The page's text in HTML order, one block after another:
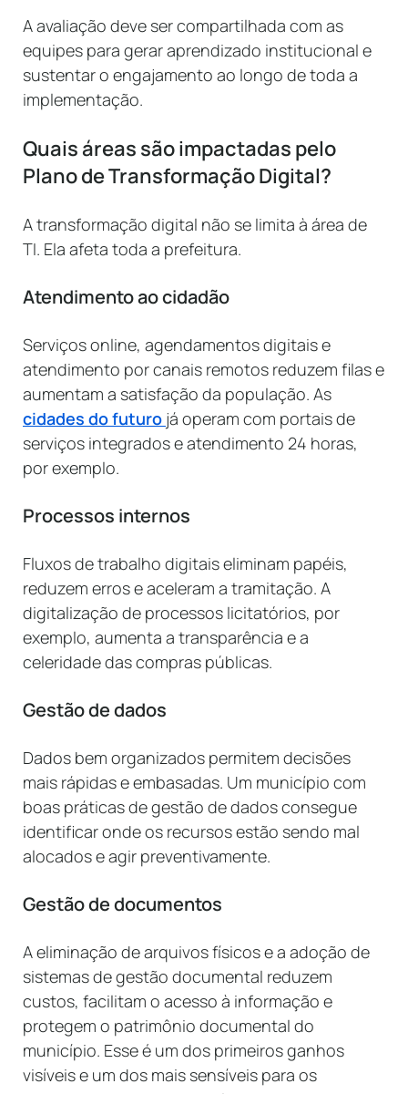
A avaliação deve ser compartilhada com as
equipes para gerar aprendizado institucional e
sustentar o engajamento ao longo de toda a
implementação.
Quais áreas são impactadas pelo
Plano de Transformação Digital?
A transformação digital não se limita à área de
TI. Ela afeta toda a prefeitura.
Atendimento ao cidadão
Serviços online, agendamentos digitais e
atendimento por canais remotos reduzem filas e
aumentam a satisfação da população. As
cidades do futuro já operam com portais de
serviços integrados e atendimento 24 horas,
por exemplo.
Processos internos
Fluxos de trabalho digitais eliminam papéis,
reduzem erros e aceleram a tramitação. A
digitalização de processos licitatórios, por
exemplo, aumenta a transparência e a
celeridade das compras públicas.
Gestão de dados
Dados bem organizados permitem decisões
mais rápidas e embasadas. Um município com
boas práticas de gestão de dados consegue
identificar onde os recursos estão sendo mal
alocados e agir preventivamente.
Gestão de documentos
A eliminação de arquivos físicos e a adoção de
sistemas de gestão documental reduzem
custos, facilitam o acesso à informação e
protegem o patrimônio documental do
município. Esse é um dos primeiros ganhos
visíveis e um dos mais sensíveis para os